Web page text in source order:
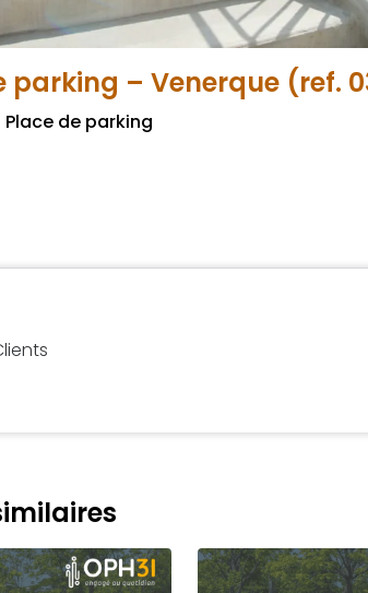
parking – Venerque (ref.
Place de parking